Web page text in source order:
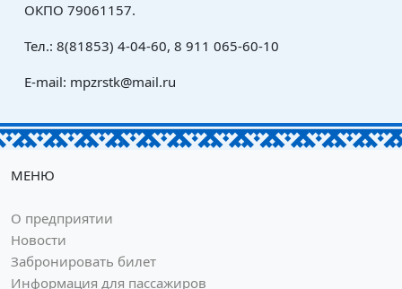
ОКПО 79061157.
Тел.: 8(81853) 4-04-60, 8 911 065-60-10
E-mail: mpzrstk@mail.ru
МЕНЮ
О предприятии
Новости
Забронировать билет
Информация для пассажиров